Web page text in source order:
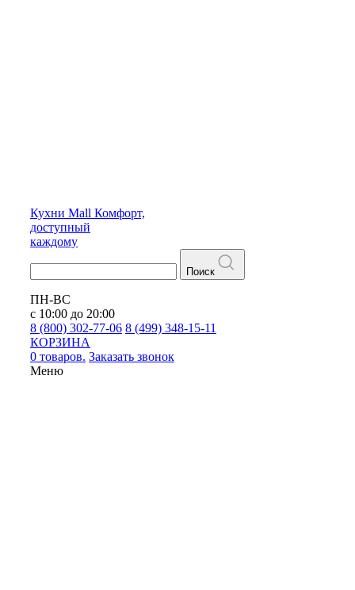
Кухни Mall Комфорт,
доступный
каждому
Поиск
ПН-ВС
с 10:00 до 20:00
8 (800) 302-77-06 8 (499) 348-15-11
КОРЗИНА
0 товаров. Заказать звонок
Меню